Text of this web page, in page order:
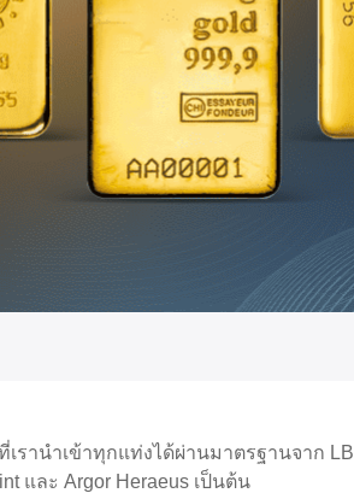
านำเข้าทุกแท่งได้ผ่านมาตรฐานจาก
และ Argor Heraeus เป็นต้น